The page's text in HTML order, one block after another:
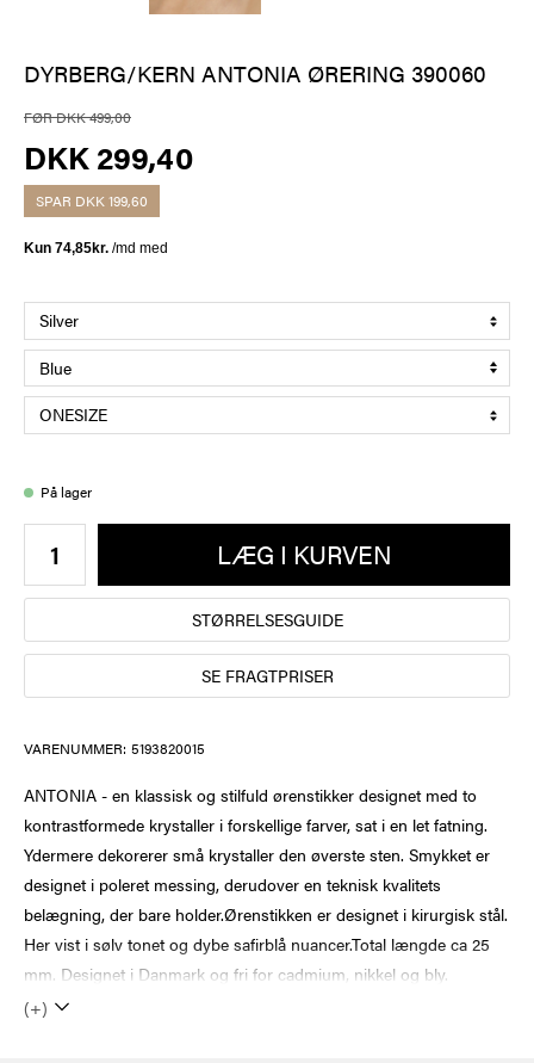
DYRBERG/KERN ANTONIA ØRERING 390060
FØR DKK 499,00
DKK 299,40
SPAR DKK 199,60
På lager
LÆG I KURVEN
STØRRELSESGUIDE
SE FRAGTPRISER
VARENUMMER: 5193820015
ANTONIA - en klassisk og stilfuld ørenstikker designet med to
kontrastformede krystaller i forskellige farver, sat i en let fatning.
Ydermere dekorerer små krystaller den øverste sten. Smykket er
designet i poleret messing, derudover en teknisk kvalitets
belægning, der bare holder.Ørenstikken er designet i kirurgisk stål.
Her vist i sølv tonet og dybe safirblå nuancer.Total længde ca 25
mm. Designet i Danmark og fri for cadmium, nikkel og bly.
(+)